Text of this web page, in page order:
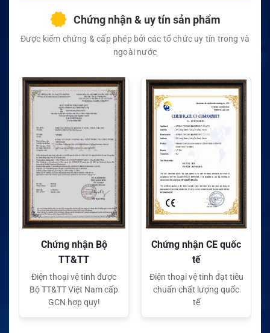
Chứng nhận & uy tín sản phẩm
Được kiểm chứng & cấp phép bởi các tổ chức uy tín trong và
ngoài nước
Chứng nhận Bộ
TT&TT
Điện thoại vệ tinh được
Bộ TT&TT Việt Nam cấp
GCN hợp quy!
Chứng nhận CE quốc
tế
Điện thoại vệ tinh đạt tiêu
chuẩn chất lượng quốc
tế